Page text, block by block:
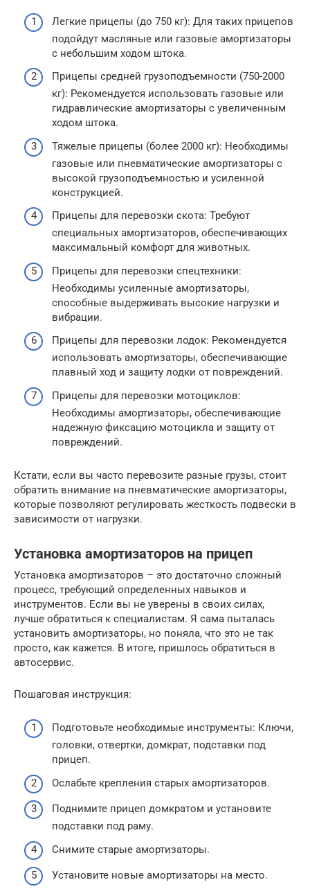
Легкие прицепы (до 750 кг): Для таких прицепов
подойдут масляные или газовые амортизаторы
с небольшим ходом штока.
Прицепы средней грузоподъемности (750-2000
кг): Рекомендуется использовать газовые или
гидравлические амортизаторы с увеличенным
ходом штока.
Тяжелые прицепы (более 2000 кг): Необходимы
газовые или пневматические амортизаторы с
высокой грузоподъемностью и усиленной
конструкцией.
Прицепы для перевозки скота: Требуют
специальных амортизаторов, обеспечивающих
максимальный комфорт для животных.
Прицепы для перевозки спецтехники:
Необходимы усиленные амортизаторы,
способные выдерживать высокие нагрузки и
вибрации.
Прицепы для перевозки лодок: Рекомендуется
использовать амортизаторы, обеспечивающие
плавный ход и защиту лодки от повреждений.
Прицепы для перевозки мотоциклов:
Необходимы амортизаторы, обеспечивающие
надежную фиксацию мотоцикла и защиту от
повреждений.
Кстати, если вы часто перевозите разные грузы, стоит
обратить внимание на пневматические амортизаторы,
которые позволяют регулировать жесткость подвески в
зависимости от нагрузки.
Установка амортизаторов на прицеп
Установка амортизаторов – это достаточно сложный
процесс, требующий определенных навыков и
инструментов. Если вы не уверены в своих силах,
лучше обратиться к специалистам. Я сама пыталась
установить амортизаторы, но поняла, что это не так
просто, как кажется. В итоге, пришлось обратиться в
автосервис.
Пошаговая инструкция:
Подготовьте необходимые инструменты: Ключи,
головки, отвертки, домкрат, подставки под
прицеп.
Ослабьте крепления старых амортизаторов.
Поднимите прицеп домкратом и установите
подставки под раму.
Снимите старые амортизаторы.
Установите новые амортизаторы на место.